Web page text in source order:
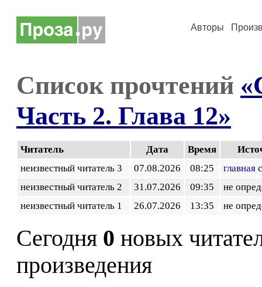
Авторы
Список прочтений
Часть 2. Глава 12»
Читатель Дата Время
неизвестный читатель 3
07.08.2026 08:25
главная
неизвестный читатель 2
31.07.2026 09:35
не
неизвестный читатель 1
26.07.2026 13:35 не
Сегодня 0 новых
произведения